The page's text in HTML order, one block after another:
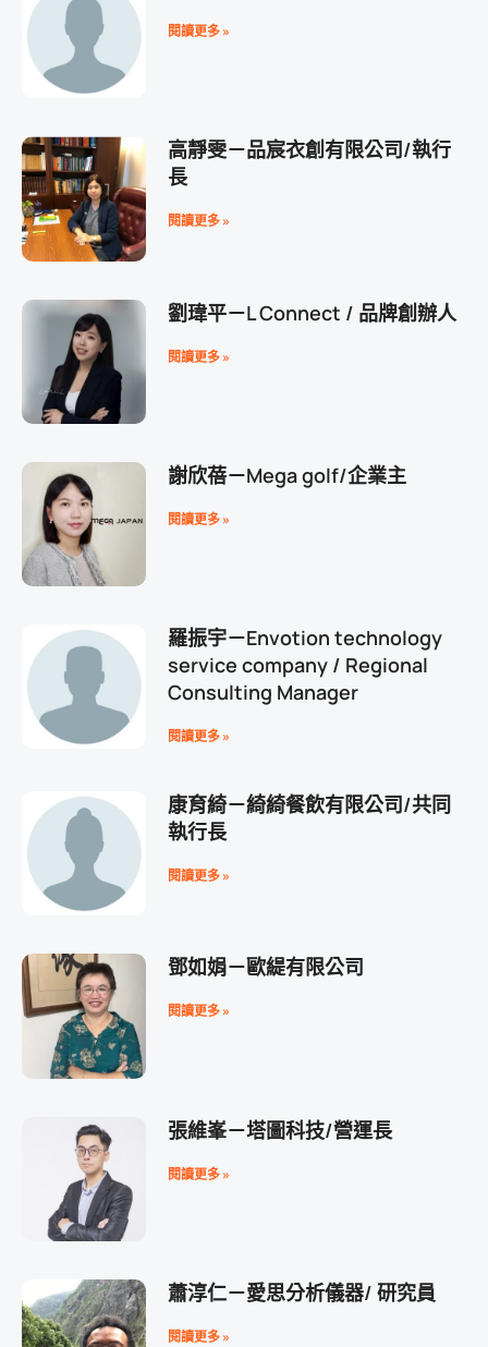
閱讀更多 »
高靜雯－品宸衣創有限公司/執行
長
閱讀更多 »
劉瑋平－L Connect / 品牌創辦人
閱讀更多 »
謝欣蓓－Mega golf/企業主
閱讀更多 »
羅振宇－Envotion technology
service company / Regional
Consulting Manager
閱讀更多 »
康育綺－綺綺餐飲有限公司/共同
執行長
閱讀更多 »
鄧如娟－歐緹有限公司
閱讀更多 »
張維峯－塔圖科技/營運長
閱讀更多 »
蕭淳仁－愛思分析儀器/ 研究員
閱讀更多 »